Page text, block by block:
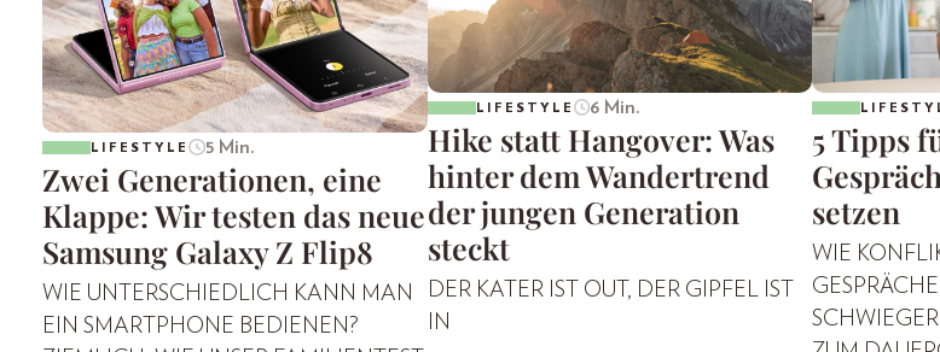
LIFESTYLE 5 Min.
Zwei Generationen, eine
Klappe: Wir testen das neue
Samsung Galaxy Z Flip8
WIE UNTERSCHIEDLICH KANN MAN
EIN SMARTPHONE BEDIENEN?
LIFESTYLE 6 Min.
Hike statt Hangover: Was
hinter dem Wandertrend
der jungen Generation
steckt
DER KATER IST OUT, DER GIPFEL IST
IN
5 Tipps
setzen
WIE